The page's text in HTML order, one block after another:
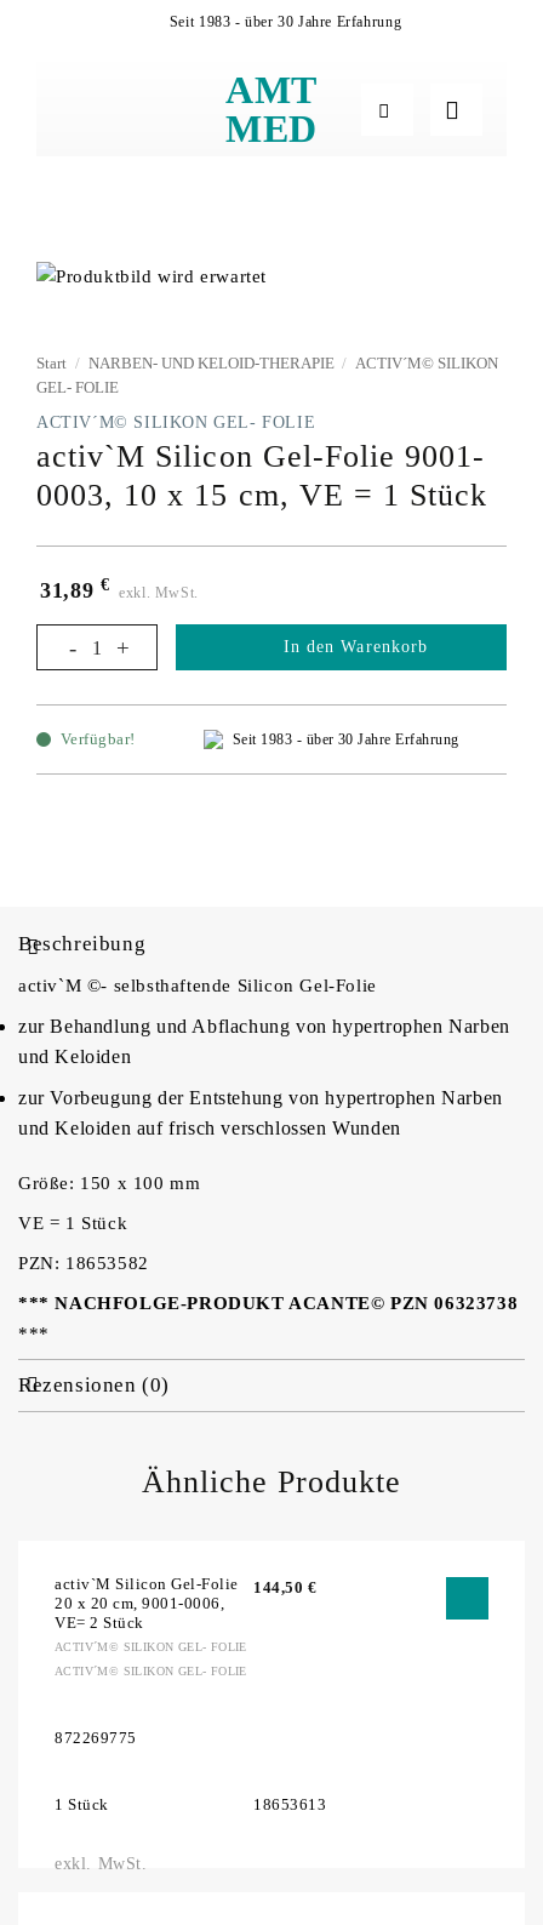
Seit 1983 - über 30 Jahre Erfahrung
AMT
MED
Start / NARBEN- UND KELOID-THERAPIE / ACTIV´M© SILIKON
GEL- FOLIE
ACTIV´M© SILIKON GEL- FOLIE
activ`M Silicon Gel-Folie 9001-
0003, 10 x 15 cm, VE = 1 Stück
31,89 € exkl. MwSt.
In den Warenkorb
Verfügbar! Seit 1983 - über 30 Jahre Erfahrung
Beschreibung
activ`M ©- selbsthaftende Silicon Gel-Folie
zur Behandlung und Abflachung von hypertrophen Narben
und Keloiden
zur Vorbeugung der Entstehung von hypertrophen Narben
und Keloiden auf frisch verschlossen Wunden
Größe: 150 x 100 mm
VE = 1 Stück
PZN: 18653582
*** NACHFOLGE-PRODUKT ACANTE© PZN 06323738
***
Rezensionen (0)
Ähnliche Produkte
ACTIV´M© SILIKON GEL- FOLIE
ACTIV´M© SILIKON GEL- FOLIE
activ`M Silicon Gel-Folie
20 x 20 cm, 9001-0006,
VE= 2 Stück
872269775
1 Stück
144,50 €
18653613
exkl. MwSt.